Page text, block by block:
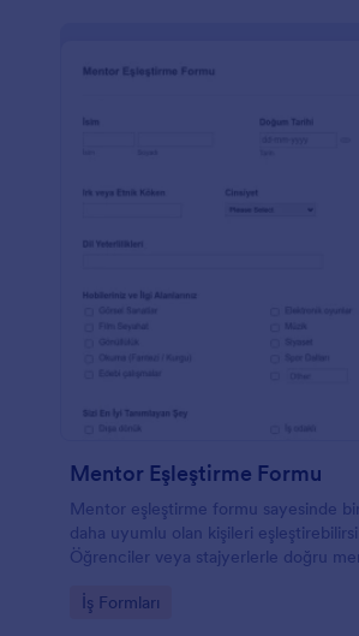
Mentor Eşleştirme Formu
Mentor eşleştirme formu sayesinde
daha uyumlu olan kişileri
Öğrenciler veya stajyerlerle doğru
Go to Category:
İş Formları